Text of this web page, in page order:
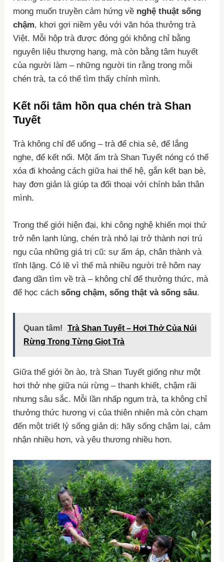
mong muốn truyền cảm hứng về nghệ thuật sống
chậm, khơi gợi niềm yêu với văn hóa thưởng trà
Việt. Mỗi hộp trà được đóng gói không chỉ bằng
nguyên liệu thượng hạng, mà còn bằng tâm huyết
của người làm – những người tin rằng trong mỗi
chén trà, ta có thể tìm thấy chính mình.
Kết nối tâm hồn qua chén trà Shan
Tuyết
Trà không chỉ để uống – trà để chia sẻ, để lắng
nghe, để kết nối. Một ấm trà Shan Tuyết nóng có thể
xóa đi khoảng cách giữa hai thế hệ, gắn kết bạn bè,
hay đơn giản là giúp ta đối thoại với chính bản thân
mình.
Trong thế giới hiện đại, khi công nghệ khiến mọi thứ
trở nên lạnh lùng, chén trà nhỏ lại trở thành nơi trú
ngụ của những giá trị cũ: sự ấm áp, chân thành và
tĩnh lặng. Có lẽ vì thế mà nhiều người trẻ hôm nay
đang dần tìm về trà – không chỉ để thưởng thức, mà
để học cáchsống chậm, sống thật và sống sâu.
Quan tâm!
Trà Shan Tuyết – Hơi Thở Của Núi
Rừng Trong Từng Giọt Trà
Giữa thế giới ồn ào, trà Shan Tuyết giống như một
hơi thở nhẹ giữa núi rừng – thanh khiết, chậm rãi
nhưng sâu sắc. Mỗi lần nhấp ngụm trà, ta không chỉ
thưởng thức hương vị của thiên nhiên mà còn chạm
đến một triết lý sống giản dị: hãy sống chậm lại, cảm
nhận nhiều hơn, và yêu thương nhiều hơn.